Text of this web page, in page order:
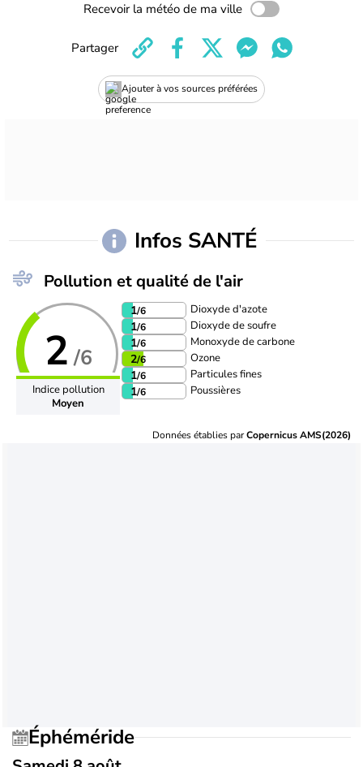
Recevoir la météo de ma ville
Ajouter à vos sources préférées
Partager
Infos SANTÉ
Pollution et qualité de l'air
2 /6
Indice pollution
Moyen
1/6 Dioxyde d'azote
1/6 Dioxyde de soufre
1/6 Monoxyde de carbone
2/6 Ozone
1/6 Particules fines
1/6 Poussières
Données établies parCopernicus AMS(2026)
Éphéméride